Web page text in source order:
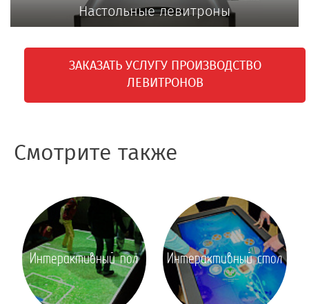
Настольные левитроны
ЗАКАЗАТЬ УСЛУГУ ПРОИЗВОДСТВО
ЛЕВИТРОНОВ
Смотрите также
Интерактивный пол Интерактивный стол